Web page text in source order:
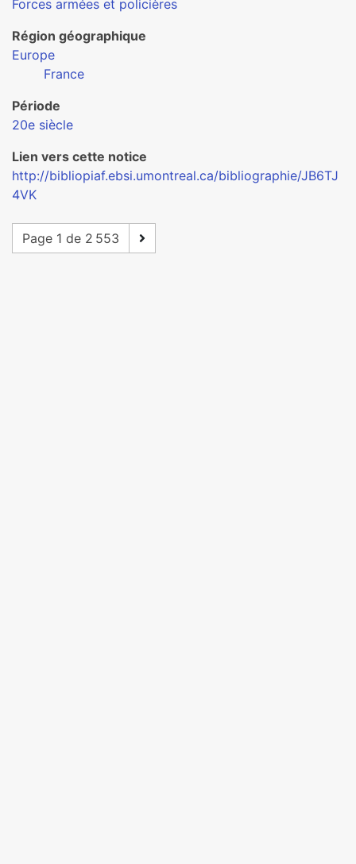
Forces armées et policières
Région géographique
Europe
France
Période
20e siècle
Lien vers cette notice
http://bibliopiaf.ebsi.umontreal.ca/bibliographie/JB6TJ
4VK
Page 1 de 2 553